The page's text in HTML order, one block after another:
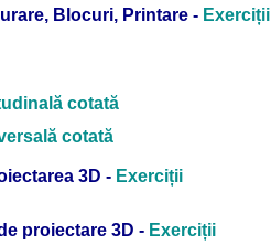
Blocuri, Printare - Exerciții
cotată
cotată
3D - Exerciții
proiectare 3D - Exerciții